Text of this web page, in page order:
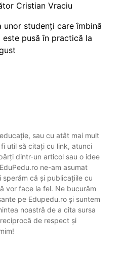
Cristian Vraciu
unor studenți care îmbină
pusă în practică la
sau cu atât mai mult
util să citați cu link, atunci
dintr-un articol sau o idee
ne-am asumat
că și publicațiile cu
vor face la fel. Ne bucurăm
pe Edupedu.ro și suntem
noastră de a cita sursa
de respect și